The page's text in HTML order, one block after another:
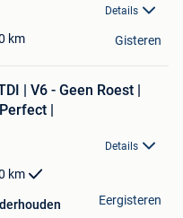
Details
km Gisteren
| V6 - Geen Roest |
|
Details
km
Eergisteren